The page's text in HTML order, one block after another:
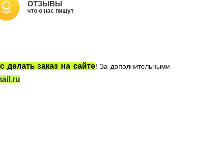
Сладости Jelly Belly
ОТЗЫВЫ
что о нас пишут
делать заказ на сайте! За дополнительными